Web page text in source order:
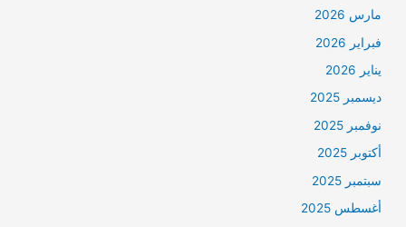
مارس 2026
فبراير 2026
يناير 2026
ديسمبر 2025
نوفمبر 2025
أكتوبر 2025
سبتمبر 2025
أغسطس 2025